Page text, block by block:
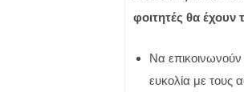
φοιτητές θα έχουν
Να
ευκολία με τους